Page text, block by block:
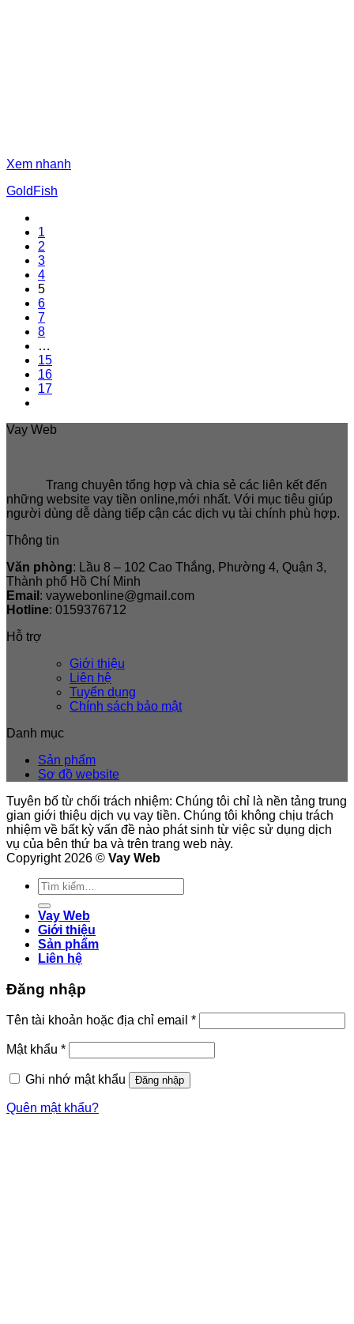
Xem nhanh
GoldFish
1
2
3
4
5
6
7
8
…
15
16
17
Vay Web
Trang chuyên tổng hợp và chia sẻ các liên kết đến
những website vay tiền online,mới nhất. Với mục tiêu giúp
người dùng dễ dàng tiếp cận các dịch vụ tài chính phù hợp.
Thông tin
Văn phòng: Lầu 8 – 102 Cao Thắng, Phường 4, Quận 3,
Thành phố Hồ Chí Minh
Email : vaywebonline@gmail.com
Hotline: 0159376712
Hỗ trợ
Giới thiệu
Liên hệ
Tuyển dụng
Chính sách bảo mật
Danh mục
Sản phẩm
Sơ đồ website
Tuyên bố từ chối trách nhiệm: Chúng tôi chỉ là nền tảng trung
gian giới thiệu dịch vụ vay tiền. Chúng tôi không chịu trách
nhiệm về bất kỳ vấn đề nào phát sinh từ việc sử dụng dịch
vụ của bên thứ ba và trên trang web này.
Copyright 2026 © Vay Web
Tìm
kiếm:
Vay Web
Giới thiệu
Sản phẩm
Liên hệ
Đăng nhập
Tên tài khoản hoặc địa chỉ email *Bắt
buộc
Mật khẩu *Bắt
buộc
Ghi nhớ mật khẩu
Đăng nhập
Quên mật khẩu?